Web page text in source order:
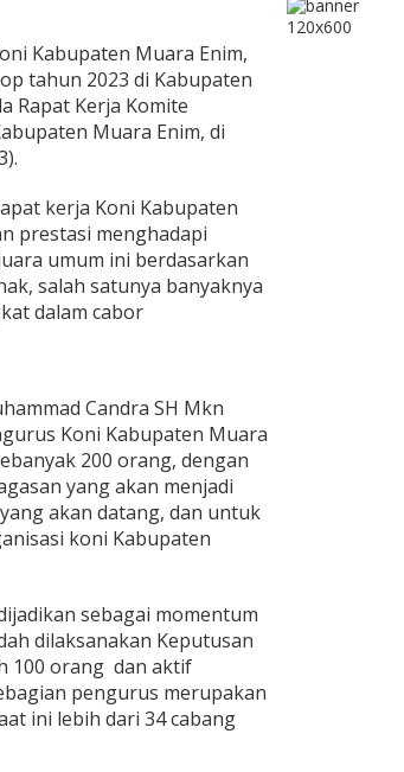
Kabupaten Muara Enim,
tahun 2023 di Kabupaten
Rapat Kerja Komite
Muara Enim, di
kerja Koni Kabupaten
prestasi menghadapi
umum ini berdasarkan
salah satunya banyaknya
dalam cabor
Candra SH Mkn
Koni Kabupaten Muara
200 orang, dengan
yang akan menjadi
akan datang, dan untuk
koni Kabupaten
sebagai momentum
dilaksanakan Keputusan
100 orang dan aktif
pengurus merupakan
ini lebih dari 34 cabang